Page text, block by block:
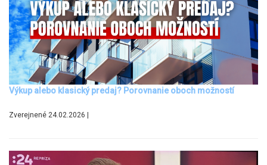
Výkup alebo klasický predaj? Porovnanie oboch možností
Zverejnené 24.02.2026 |